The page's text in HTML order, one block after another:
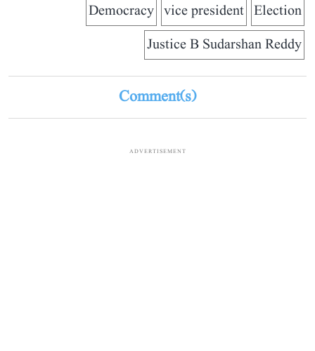
Election
vice president
Democracy
Justice B Sudarshan Reddy
Comment(s)
ADVERTISEMENT